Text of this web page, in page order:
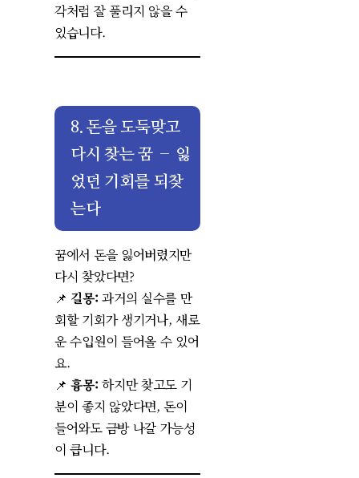
각처럼 잘 풀리지 않을 수
있습니다.
8. 돈을 도둑맞고
다시 찾는 꿈 – 잃
었던 기회를 되찾
는다
꿈에서 돈을 잃어버렸지만
다시 찾았다면?
📌 길몽: 과거의 실수를 만
회할 기회가 생기거나, 새로
운 수입원이 들어올 수 있어
요.
📌흉몽: 하지만 찾고도 기
분이 좋지 않았다면, 돈이
들어와도 금방 나갈 가능성
이 큽니다.